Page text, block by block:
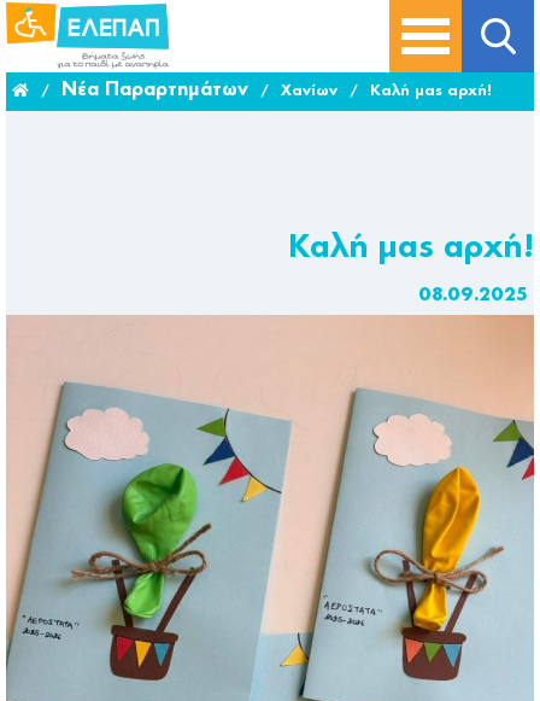
/ Νέα Παραρτημάτων / Χανίων / Καλή μας αρχή!
Καλή μας αρχή!
08.09.2025